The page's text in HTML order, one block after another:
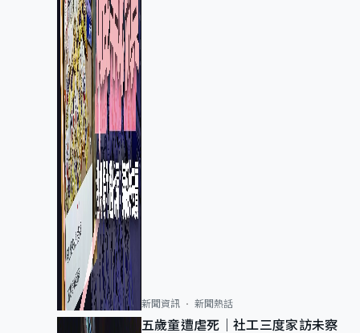
新聞資訊 新聞熱話
五歲童遭虐死｜社工三度家訪未察